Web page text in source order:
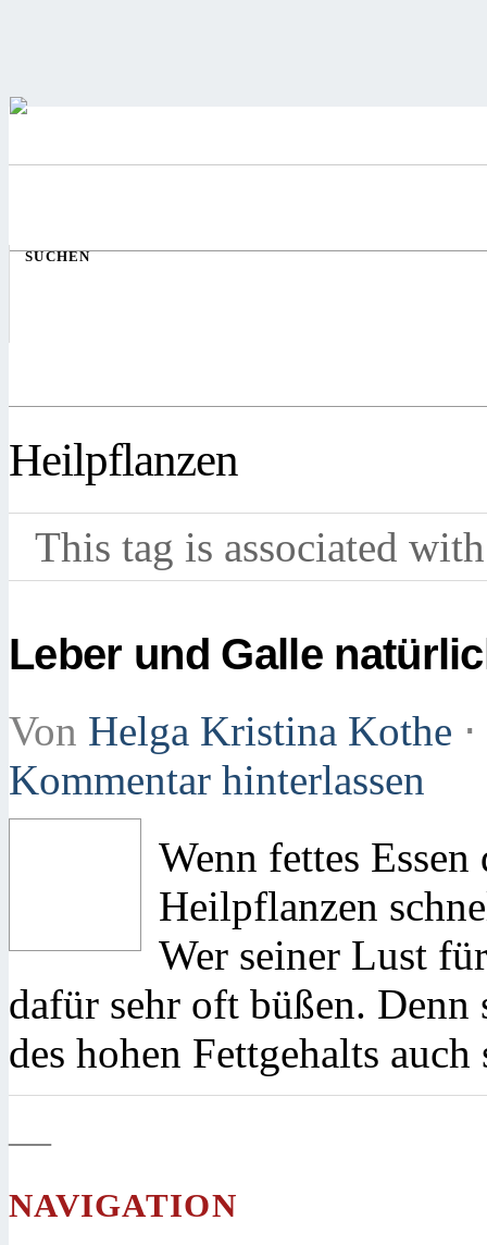
SUCHEN
Heilpflanzen
This tag is associated
Leber und Galle
Von Helga Kristina Kothe ⋅
Kommentar hinterlassen
Wenn fettes
Heilpflanzen
Wer seiner Lust
dafür sehr oft büßen. Denn
des hohen Fettgehalts
—
NAVIGATION